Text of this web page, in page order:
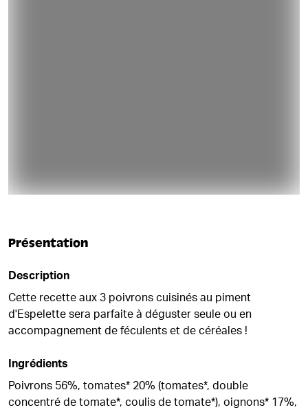
Présentation
Description
Cette recette aux 3 poivrons cuisinés au piment
d'Espelette sera parfaite à déguster seule ou en
accompagnement de féculents et de céréales !
Ingrédients
Poivrons 56%, tomates* 20% (tomates*, double
concentré de tomate*, coulis de tomate*), oignons* 17%,